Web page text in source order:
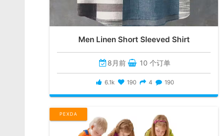
Men Linen Short Sleeved Shirt
8月前 10 个订单
6.1k 190 4 190
PEXDA